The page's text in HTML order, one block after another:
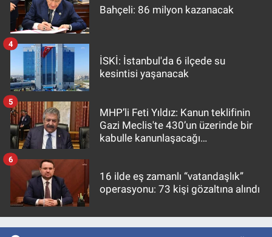
Bahçeli: 86 milyon kazanacak
İSKİ: İstanbul'da 6 ilçede su
kesintisi yaşanacak
4
MHP’li Feti Yıldız: Kanun teklifinin
Gazi Meclis'te 430’un üzerinde bir
kabulle kanunlaşacağı
5
16 ilde eş zamanlı “vatandaşlık”
operasyonu: 73 kişi gözaltına alındı
6